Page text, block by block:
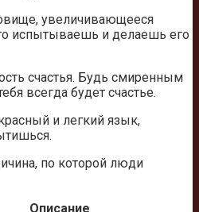
увеличивающееся
испытываешь и делаешь его
счастья. Будь смиренным
всегда будет счастье.
и легкий язык,
по которой люди
Описание